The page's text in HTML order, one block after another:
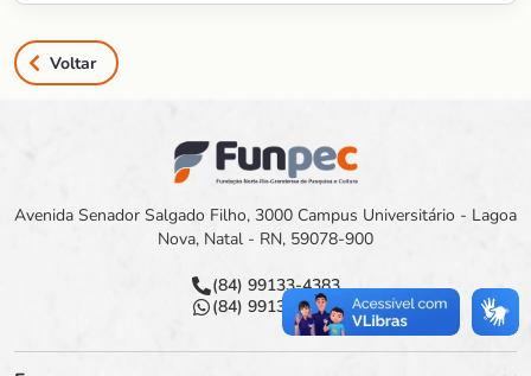
Voltar
Avenida Senador Salgado Filho, 3000 Campus Universitário - Lagoa
Nova, Natal - RN, 59078-900
(84) 99133-4383
(84) 99133-4383